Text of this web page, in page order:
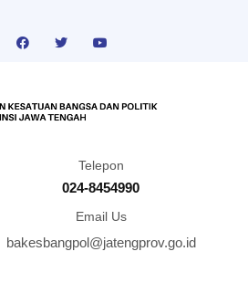
Telepon
024-8454990
Email Us
bakesbangpol@jatengprov.go.id